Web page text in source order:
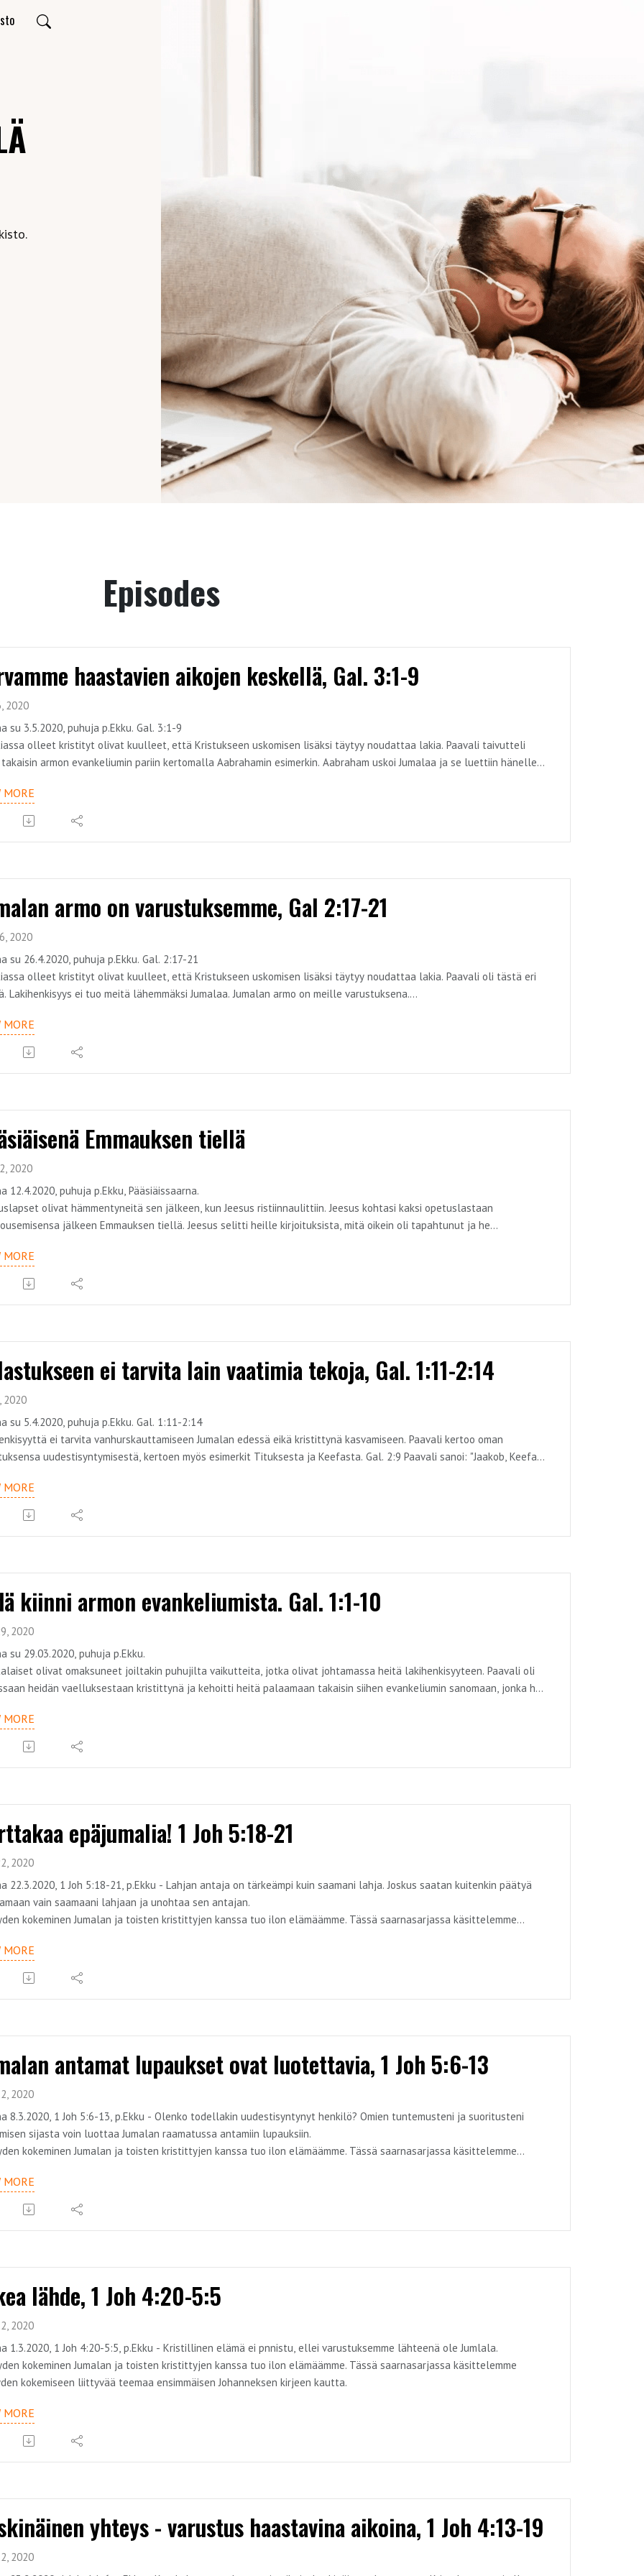
Episodes
haastavien aikojen keskellä, Gal. 3:1-9
2020
su 3.5.2020, puhuja p.Ekku. Gal. 3:1-9
olleet kristityt olivat kuulleet, että Kristukseen uskomisen lisäksi täytyy noudattaa lakia. Paavali taivutteli
armon evankeliumin pariin kertomalla Aabrahamin esimerkin. Aabraham uskoi Jumalaa ja se luettiin hänelle
on osa saarnasarjaa, jonka teemana on armon evankeliumi. Teemaa käydään läpi Galatalaiskirjeen kautta.
MORE
armo on varustuksemme, Gal 2:17-21
2020
su 26.4.2020, puhuja p.Ekku. Gal. 2:17-21
olleet kristityt olivat kuulleet, että Kristukseen uskomisen lisäksi täytyy noudattaa lakia. Paavali oli tästä eri
Lakihenkisyys ei tuo meitä lähemmäksi Jumalaa. Jumalan armo on meille varustuksena.
MORE
Emmauksen tiellä
2020
12.4.2020, puhuja p.Ekku, Pääsiäissaarna.
olivat hämmentyneitä sen jälkeen, kun Jeesus ristiinnaulittiin. Jeesus kohtasi kaksi opetuslastaan
jälkeen Emmauksen tiellä. Jeesus selitti heille kirjoituksista, mitä oikein oli tapahtunut ja he
MORE
ei tarvita lain vaatimia tekoja, Gal. 1:11-2:14
2020
su 5.4.2020, puhuja p.Ekku. Gal. 1:11-2:14
ei tarvita vanhurskauttamiseen Jumalan edessä eikä kristittynä kasvamiseen. Paavali kertoo oman
uudestisyntymisestä, kertoen myös esimerkit Tituksesta ja Keefasta. Gal. 2:9 Paavali sanoi: "Jaakob, Keefas
on osa saarnasarjaa, jonka teemana on armon evankeliumi. Teemaa käydään läpi Galatalaiskirjeen kautta.
MORE
kiinni armon evankeliumista. Gal. 1:1-10
2020
su 29.03.2020, puhuja p.Ekku.
olivat omaksuneet joiltakin puhujilta vaikutteita, jotka olivat johtamassa heitä lakihenkisyyteen. Paavali oli
heidän vaelluksestaan kristittynä ja kehoitti heitä palaamaan takaisin siihen evankeliumin sanomaan, jonka he
on osa saarnasarjaa, jonka teemana on armon evankeliumi. Teemaa käydään läpi Galatalaiskirjeen kautta.
MORE
epäjumalia! 1 Joh 5:18-21
2020
22.3.2020, 1 Joh 5:18-21, p.Ekku - Lahjan antaja on tärkeämpi kuin saamani lahja. Joskus saatan kuitenkin päätyä
vain saamaani lahjaan ja unohtaa sen antajan.
kokeminen Jumalan ja toisten kristittyjen kanssa tuo ilon elämäämme. Tässä saarnasarjassa käsittelemme
MORE
antamat lupaukset ovat luotettavia, 1 Joh 5:6-13
2020
8.3.2020, 1 Joh 5:6-13, p.Ekku - Olenko todellakin uudestisyntynyt henkilö? Omien tuntemusteni ja suoritusteni
sijasta voin luottaa Jumalan raamatussa antamiin lupauksiin.
kokeminen Jumalan ja toisten kristittyjen kanssa tuo ilon elämäämme. Tässä saarnasarjassa käsittelemme
MORE
lähde, 1 Joh 4:20-5:5
2020
1.3.2020, 1 Joh 4:20-5:5, p.Ekku - Kristillinen elämä ei pnnistu, ellei varustuksemme lähteenä ole Jumlala.
kokeminen Jumalan ja toisten kristittyjen kanssa tuo ilon elämäämme. Tässä saarnasarjassa käsittelemme
kokemiseen liittyvää teemaa ensimmäisen Johanneksen kirjeen kautta.
MORE
yhteys - varustus haastavina aikoina, 1 Joh 4:13-19
2020